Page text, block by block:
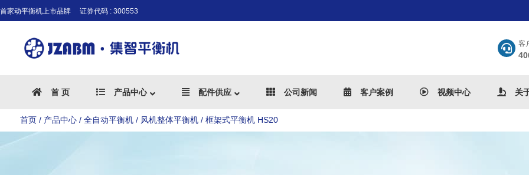
首家动平衡机上市品牌 证券代码 : 300553
客
首 页 产品中心 配件供应 公司新闻 客户案例 视频中心 关
首页/ 产品中心/ 全自动平衡机/ 风机整体平衡机/ 框架式平衡机 HS20